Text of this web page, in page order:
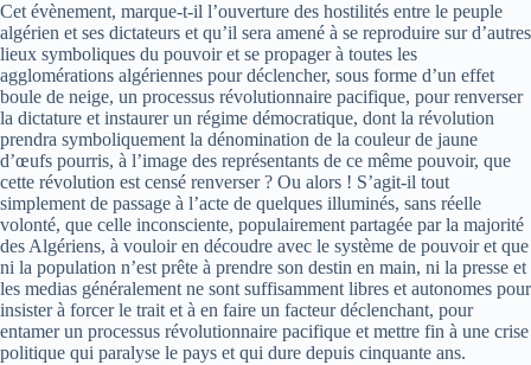
Cet évènement, marque-t-il l’ouverture des hostilités entre le peuple
algérien et ses dictateurs et qu’il sera amené à se reproduire sur d’autres
lieux symboliques du pouvoir et se propager à toutes les
agglomérations algériennes pour déclencher, sous forme d’un effet
boule de neige, un processus révolutionnaire pacifique, pour renverser
la dictature et instaurer un régime démocratique, dont la révolution
prendra symboliquement la dénomination de la couleur de jaune
d’œufs pourris, à l’image des représentants de ce même pouvoir, que
cette révolution est censé renverser ? Ou alors ! S’agit-il tout
simplement de passage à l’acte de quelques illuminés, sans réelle
volonté, que celle inconsciente, populairement partagée par la majorité
des Algériens, à vouloir en découdre avec le système de pouvoir et que
ni la population n’est prête à prendre son destin en main, ni la presse et
les medias généralement ne sont suffisamment libres et autonomes pour
insister à forcer le trait et à en faire un facteur déclenchant, pour
entamer un processus révolutionnaire pacifique et mettre fin à une crise
politique qui paralyse le pays et qui dure depuis cinquante ans.